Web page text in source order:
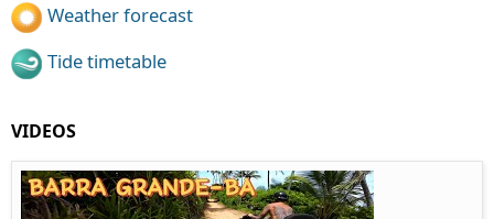
Weather forecast
Tide timetable
VIDEOS